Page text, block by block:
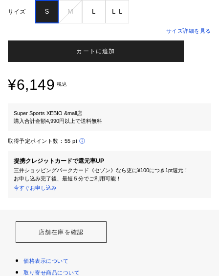
サイズ Ｓ Ｍ Ｌ ＬＬ
サイズ詳細を見る
カートに追加
¥6,149 税込
Super Sports XEBIO &mall店
購入合計金額4,990円以上で送料無料
取得予定ポイント数： 55 pt
提携クレジットカードで還元率UP
三井ショッピングパークカード《セゾン》なら更に¥100につき1pt還元！
お申し込み完了後、最短５分でご利用可能！
今すぐお申し込み
店舗在庫を確認
価格表示について
取り寄せ商品について